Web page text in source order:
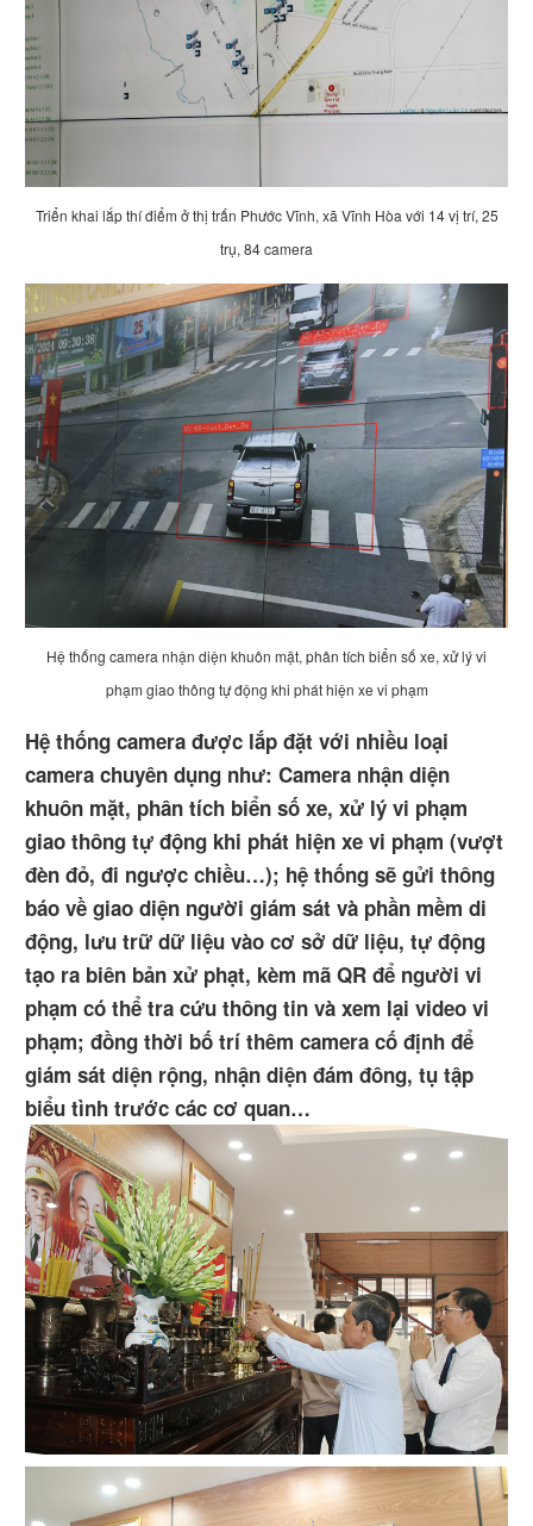
Triển khai lắp thí điểm ở thị trấn Phước Vĩnh, xã Vĩnh Hòa với 14 vị trí, 25
trụ, 84 camera
Hệ thống camera nhận diện khuôn mặt, phân tích biển số xe, xử lý vi
phạm giao thông tự động khi phát hiện xe vi phạm
Hệ thống camera được lắp đặt với nhiều loại
camera chuyên dụng như: Camera nhận diện
khuôn mặt, phân tích biển số xe, xử lý vi phạm
giao thông tự động khi phát hiện xe vi phạm (vượt
đèn đỏ, đi ngược chiều…); hệ thống sẽ gửi thông
báo về giao diện người giám sát và phần mềm di
động, lưu trữ dữ liệu vào cơ sở dữ liệu, tự động
tạo ra biên bản xử phạt, kèm mã QR để người vi
phạm có thể tra cứu thông tin và xem lại video vi
phạm; đồng thời bố trí thêm camera cố định để
giám sát diện rộng, nhận diện đám đông, tụ tập
biểu tình trước các cơ quan…